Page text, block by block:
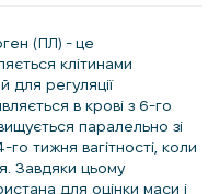
(ПЛ) - це
клітинами
для регуляції
в крові з 6-го
паралельно зі
тижня вагітності, коли
Завдяки цьому
для оцінки маси і